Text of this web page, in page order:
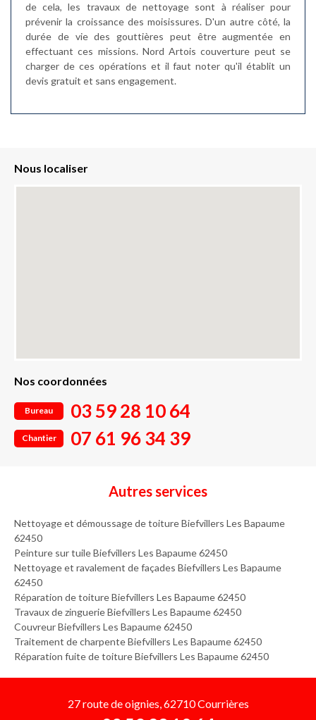
de cela, les travaux de nettoyage sont à réaliser pour
prévenir la croissance des moisissures. D'un autre côté, la
durée de vie des gouttières peut être augmentée en
effectuant ces missions. Nord Artois couverture peut se
charger de ces opérations et il faut noter qu'il établit un
devis gratuit et sans engagement.
Nous localiser
Nos coordonnées
Bureau 03 59 28 10 64
Chantier 07 61 96 34 39
Autres services
Nettoyage et démoussage de toiture Biefvillers Les Bapaume
62450
Peinture sur tuile Biefvillers Les Bapaume 62450
Nettoyage et ravalement de façades Biefvillers Les Bapaume
62450
Réparation de toiture Biefvillers Les Bapaume 62450
Travaux de zinguerie Biefvillers Les Bapaume 62450
Couvreur Biefvillers Les Bapaume 62450
Traitement de charpente Biefvillers Les Bapaume 62450
Réparation fuite de toiture Biefvillers Les Bapaume 62450
27 route de oignies, 62710 Courrières